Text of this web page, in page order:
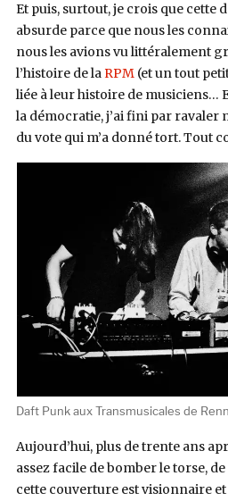
Et puis, surtout, je crois que cette
absurde parce que nous les
nous les avions vu littéralement
l’histoire de laRPM(et un tout
liée à leur histoire de musiciens…
la démocratie, j’ai fini par ravaler
du vote qui m’a donné tort. Tout
Daft Punk aux Transmusicales de
Aujourd’hui, plus de trente ans
assez facile de bomber le torse,
cette couverture est visionnaire